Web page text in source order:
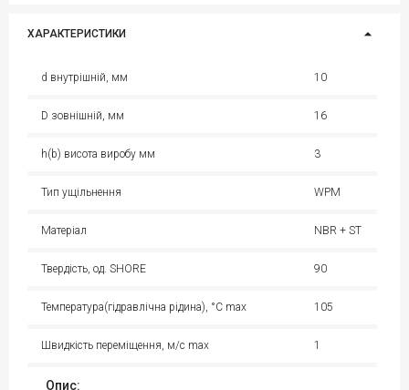
ХАРАКТЕРИСТИКИ
d внутрішній, мм 10
D зовнішній, мм 16
h(b) висота виробу мм 3
Тип ущільнення WPM
Матеріал NBR + ST
Твердість, од. SHORE 90
Температура(гідравлічна рідина), °С max 105
Швидкість переміщення, м/с max 1
Опис: